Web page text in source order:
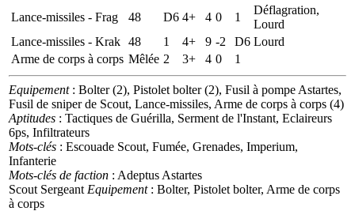
Lance-missiles - Frag 48 D6 4+ 4 0 1
Déflagration,
Lourd
Lance-missiles - Krak 48 1 4+ 9 -2 D6 Lourd
Arme de corps à corps Mêlée 2 3+ 4 0 1
Equipement: Bolter (2), Pistolet bolter (2), Fusil à pompe Astartes,
Fusil de sniper de Scout, Lance-missiles, Arme de corps à corps (4)
Aptitudes : Tactiques de Guérilla, Serment de l'Instant, Eclaireurs
6ps, Infiltrateurs
Mots-clés : Escouade Scout, Fumée, Grenades, Imperium,
Infanterie
Mots-clés de faction : Adeptus Astartes
Scout Sergeant Equipement: Bolter, Pistolet bolter, Arme de corps
à corps